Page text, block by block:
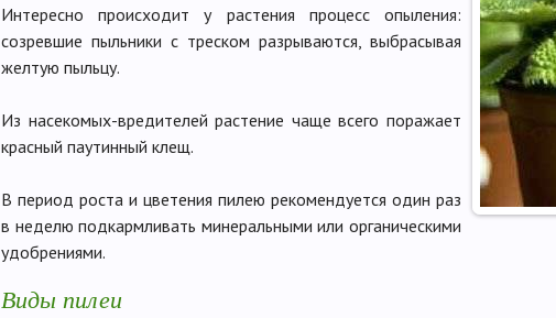
Интересно происходит у растения процесс опыления:
созревшие пыльники с треском разрываются, выбрасывая
желтую пыльцу.
Из насекомых-вредителей растение чаще всего поражает
красный паутинный клещ.
В период роста и цветения пилею рекомендуется один раз
в неделю подкармливать минеральными или органическими
удобрениями.
Виды пилеи